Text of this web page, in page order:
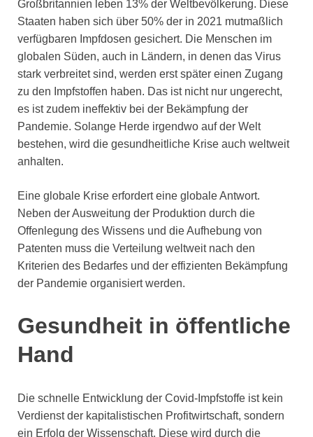
Großbritannien leben 13% der Weltbevölkerung. Diese
Staaten haben sich über 50% der in 2021 mutmaßlich
verfügbaren Impfdosen gesichert. Die Menschen im
globalen Süden, auch in Ländern, in denen das Virus
stark verbreitet sind, werden erst später einen Zugang
zu den Impfstoffen haben. Das ist nicht nur ungerecht,
es ist zudem ineffektiv bei der Bekämpfung der
Pandemie. Solange Herde irgendwo auf der Welt
bestehen, wird die gesundheitliche Krise auch weltweit
anhalten.
Eine globale Krise erfordert eine globale Antwort.
Neben der Ausweitung der Produktion durch die
Offenlegung des Wissens und die Aufhebung von
Patenten muss die Verteilung weltweit nach den
Kriterien des Bedarfes und der effizienten Bekämpfung
der Pandemie organisiert werden.
Gesundheit in öffentliche
Hand
Die schnelle Entwicklung der Covid-Impfstoffe ist kein
Verdienst der kapitalistischen Profitwirtschaft, sondern
ein Erfolg der Wissenschaft. Diese wird durch die